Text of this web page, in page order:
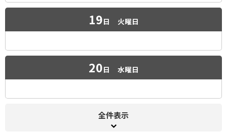
19日 火曜日
20日 水曜日
全件表示